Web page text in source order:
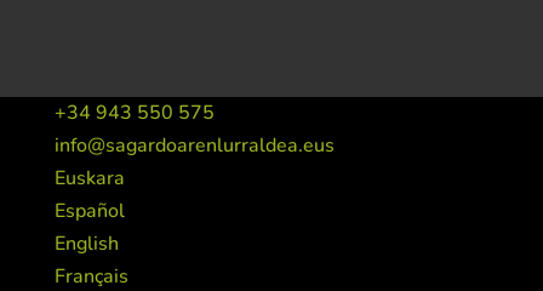
+34 943 550 575
info@sagardoarenlurraldea.eus
Euskara
Español
English
Français